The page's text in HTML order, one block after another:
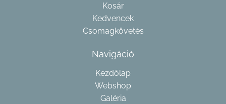
Kosár
Kedvencek
Csomagkövetés
Navigáció
Kezdőlap
Webshop
Galéria